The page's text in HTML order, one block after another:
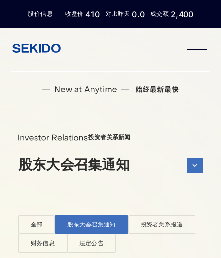
业务介绍
投资者关系信息
股价信息 收盘价 410 对比昨天 0.0 成交额 2,400
投资者关系新闻
股东大会召集通知
全部 股东大会召集通知 投资者关系报道
财务信息 法定公告